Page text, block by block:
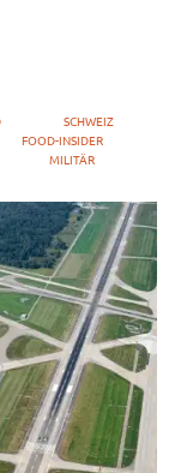
SCHWEIZ
FOOD-INSIDER
MILITÄR